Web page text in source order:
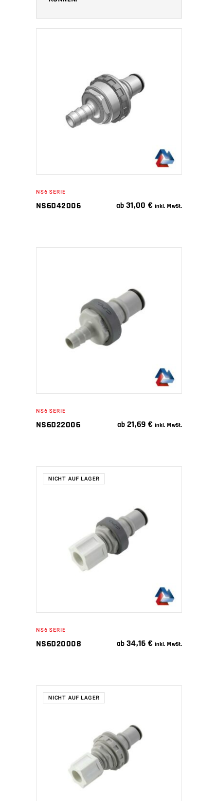
IN DEN WARENKORB
NS6 SERIE
NS6D42006 ab 31,00€ inkl. MwSt.
IN DEN WARENKORB
NS6 SERIE
NS6D22006 ab 21,69€ inkl. MwSt.
NICHT AUF LAGER
WEITERLESEN
NS6 SERIE
NS6D20008 ab 34,16€ inkl. MwSt.
NICHT AUF LAGER
WEITERLESEN